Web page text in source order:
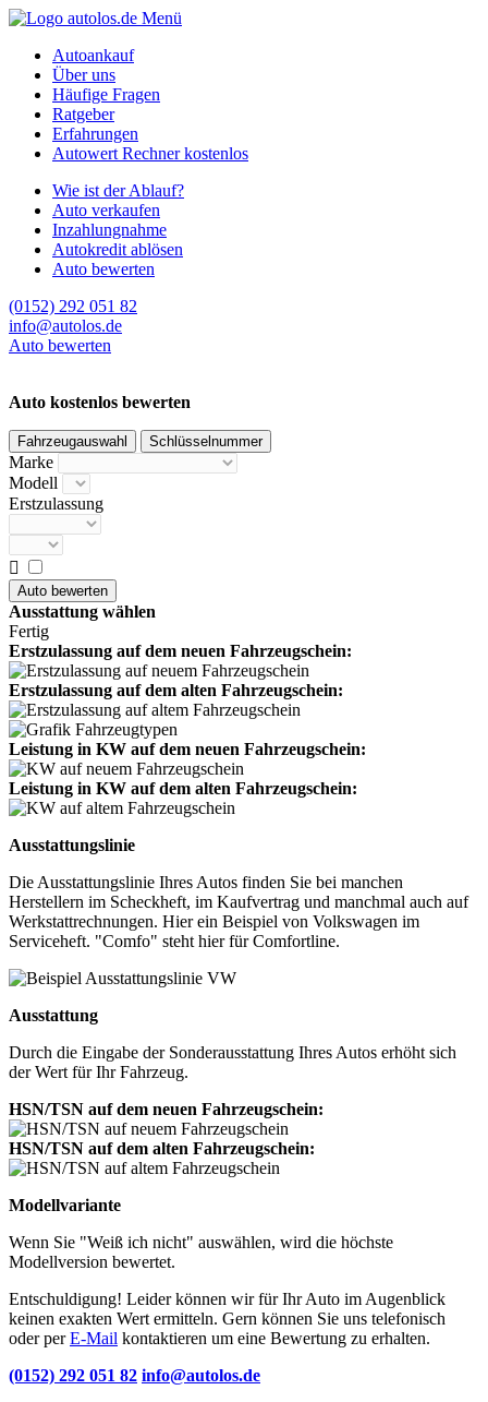
Menü
Autoankauf
Über uns
Häufige Fragen
Ratgeber
Erfahrungen
Autowert Rechner kostenlos
Wie ist der Ablauf?
Auto verkaufen
Inzahlungnahme
Autokredit ablösen
Auto bewerten
(0152) 292 051 82
info@autolos.de
Auto bewerten
Auto kostenlos bewerten
Fahrzeugauswahl Schlüsselnummer
Marke
Modell
Erstzulassung

Ausstattung wählen
Fertig
Erstzulassung auf dem neuen Fahrzeugschein:
Erstzulassung auf dem alten Fahrzeugschein:
Leistung in KW auf dem neuen Fahrzeugschein:
Leistung in KW auf dem alten Fahrzeugschein:
Ausstattungslinie
Die Ausstattungslinie Ihres Autos finden Sie bei manchen
Herstellern im Scheckheft, im Kaufvertrag und manchmal auch auf
Werkstattrechnungen. Hier ein Beispiel von Volkswagen im
Serviceheft. "Comfo" steht hier für Comfortline.
Ausstattung
Durch die Eingabe der Sonderausstattung Ihres Autos erhöht sich
der Wert für Ihr Fahrzeug.
HSN/TSN auf dem neuen Fahrzeugschein:
HSN/TSN auf dem alten Fahrzeugschein:
Modellvariante
Wenn Sie "Weiß ich nicht" auswählen, wird die höchste
Modellversion bewertet.
Entschuldigung! Leider können wir für Ihr Auto im Augenblick
keinen exakten Wert ermitteln. Gern können Sie uns telefonisch
oder perE-Mail kontaktieren um eine Bewertung zu erhalten.
(0152) 292 051 82 info@autolos.de